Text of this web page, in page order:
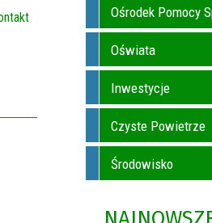
Ośrodek Pomocy
Oświata
Inwestycje
Czyste Powietrze
Środowisko